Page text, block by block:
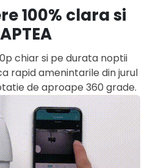
100% clara si
chiar si pe durata noptii
rapid amenintarile din jurul
de aproape 360 grade.